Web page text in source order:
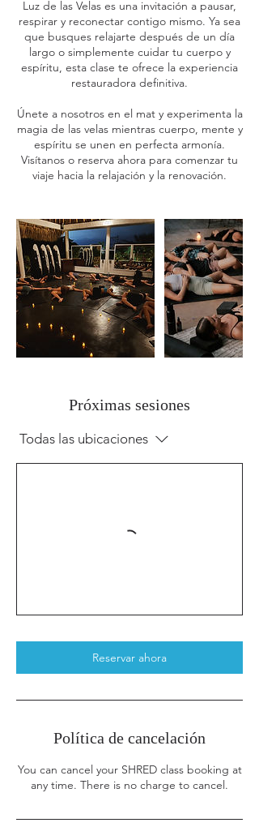
Luz de las Velas es una invitación a pausar,
respirar y reconectar contigo mismo. Ya sea
que busques relajarte después de un día
largo o simplemente cuidar tu cuerpo y
espíritu, esta clase te ofrece la experiencia
restauradora definitiva.
Únete a nosotros en el mat y experimenta la
magia de las velas mientras cuerpo, mente y
espíritu se unen en perfecta armonía.
Visítanos o reserva ahora para comenzar tu
viaje hacia la relajación y la renovación.
Próximas sesiones
Todas las ubicaciones
Reservar ahora
Política de cancelación
You can cancel your SHRED class booking at
any time. There is no charge to cancel.